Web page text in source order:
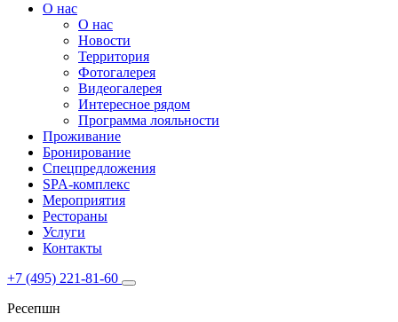
О нас
О нас
Новости
Территория
Фотогалерея
Видеогалерея
Интересное рядом
Программа лояльности
Проживание
Бронирование
Спецпредложения
SPA-комплекс
Мероприятия
Рестораны
Услуги
Контакты
+7 (495) 221-81-60
Ресепшн